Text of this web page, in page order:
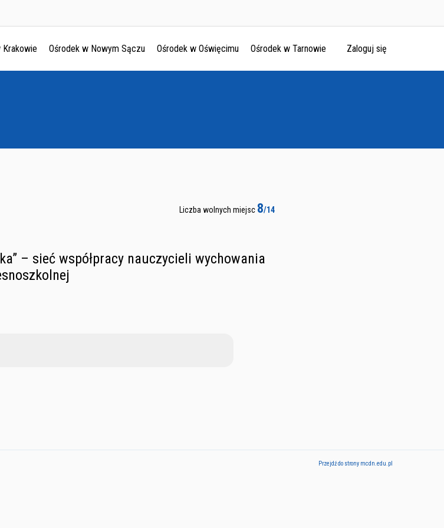
Krakowie Ośrodek w Nowym Sączu Ośrodek w Oświęcimu Ośrodek w Tarnowie Zaloguj się
Liczba wolnych miejsc 8/14
– sieć współpracy nauczycieli wychowania
Przejdź do strony mcdn.edu.pl
w Krakowie